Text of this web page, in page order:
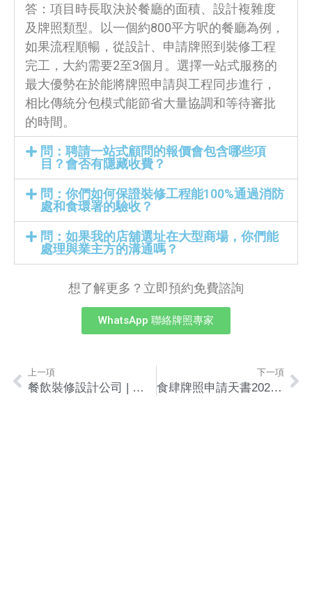
答：項目時長取決於餐廳的面積、設計複雜度
及牌照類型。以一個約800平方呎的餐廳為例，
如果流程順暢，從設計、申請牌照到裝修工程
完工，大約需要2至3個月。選擇一站式服務的
最大優勢在於能將牌照申請與工程同步進行，
相比傳統分包模式能節省大量協調和等待審批
的時間。
問：聘請一站式顧問的報價會包含哪些項
目？會否有隱藏收費？
問：你們如何保證裝修工程能100%通過消防
處和食環署的驗收？
問：如果我的店舖選址在大型商場，你們能
處理與業主方的溝通嗎？
想了解更多？立即預約免費諮詢
WhatsApp 聯絡牌照專家
上一項
餐飲裝修設計公司 | 必看5大關鍵點避開陷阱指南
下一項
食肆牌照申請天書2026 | 助你由零到成功出牌，避開常見陷阱